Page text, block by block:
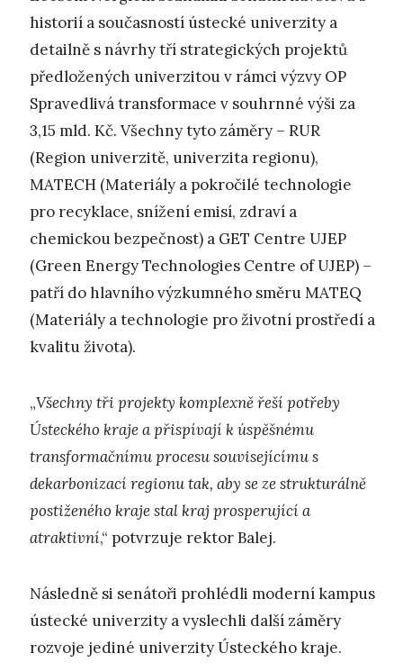
historií a současností ústecké univerzity a
detailně s návrhy tří strategických projektů
předložených univerzitou v rámci výzvy OP
Spravedlivá transformace v souhrnné výši za
3,15 mld. Kč. Všechny tyto záměry – RUR
(Region univerzitě, univerzita regionu),
MATECH (Materiály a pokročilé technologie
pro recyklace, snížení emisí, zdraví a
chemickou bezpečnost) a GET Centre UJEP
(Green Energy Technologies Centre of UJEP) –
patří do hlavního výzkumného směru MATEQ
(Materiály a technologie pro životní prostředí a
kvalitu života).
„Všechny tři projekty komplexně řeší potřeby
Ústeckého kraje a přispívají k úspěšnému
transformačnímu procesu souvisejícímu s
dekarbonizací regionu tak, aby se ze strukturálně
postiženého kraje stal kraj prosperující a
atraktivní,“ potvrzuje rektor Balej.
Následně si senátoři prohlédli moderní kampus
ústecké univerzity a vyslechli další záměry
rozvoje jediné univerzity Ústeckého kraje.